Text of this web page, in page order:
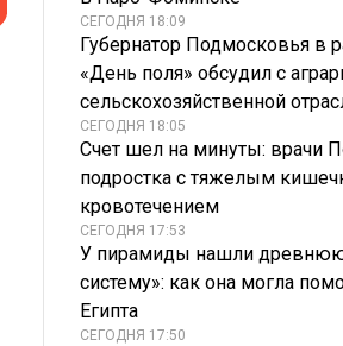
СЕГОДНЯ 18:09
Губернатор Подмосковья в
«День поля» обсудил с
сельскохозяйственной
СЕГОДНЯ 18:05
Счет шел на минуты: врачи
подростка с тяжелым
кровотечением
СЕГОДНЯ 17:53
У пирамиды нашли
систему»: как она могла
Египта
СЕГОДНЯ 17:50